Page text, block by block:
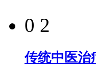
0 2
传统中医治